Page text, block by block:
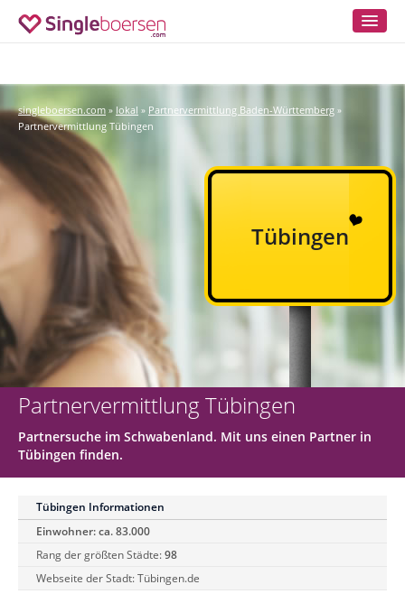
singleboersen.com » lokal » Partnervermittlung Baden-Württemberg »
Partnervermittlung Tübingen
Partnervermittlung Tübingen
Partnersuche im Schwabenland. Mit uns einen Partner in
Tübingen finden.
Tübingen
Tübingen Informationen
Einwohner: ca. 83.000
Rang der größten Städte:98
Webseite der Stadt:Tübingen.de